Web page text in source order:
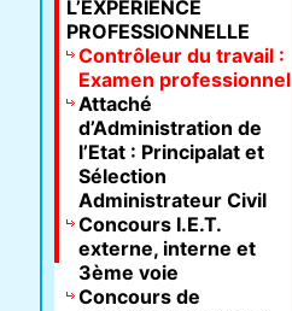
L’EXPÉRIENCE
PROFESSIONNELLE
Contrôleur du travail :
Examen professionnel
Attaché
d’Administration de
l’Etat : Principalat et
Sélection
Administrateur Civil
Concours I.E.T.
externe, interne et
3ème voie
Concours de